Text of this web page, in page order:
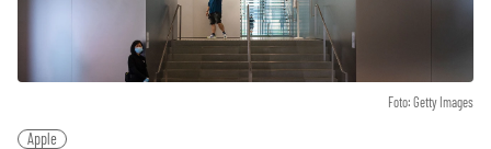
Foto: Getty Images
Apple